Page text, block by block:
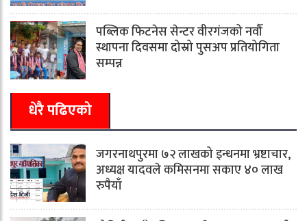
पब्लिक फिटनेस सेन्टर वीरगंजको नवौँ
स्थापना दिवसमा दोस्रो पुसअप प्रतियोगिता
सम्पन्न
धेरै पढिएको
जगरनाथपुरमा ७२ लाखको इन्धनमा भ्रष्टाचार,
अध्यक्ष यादवले कमिसनमा सकाए ४० लाख
रुपैयाँ